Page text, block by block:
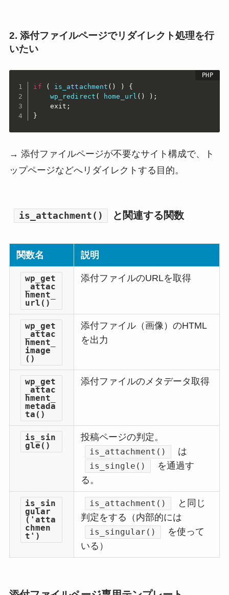
2. 添付ファイルページでリダイレクト処理を行
いたい
if ( is_attachment ( ) )
{
wp_redirect ( home_url ( ) ) ;
    exit
;
}
→ 添付ファイルページが不要なサイト構成で、ト
ップページなどへリダイレクトする目的。
is_attachment() と関連する関数
関数名 説明
wp_get
_attac
hment_
url()
添付ファイルのURLを取得
wp_get
_attac
hment_
image
()
添付ファイル（画像）のHTML
を出力
wp_get
_attac
hment_
metada
ta()
添付ファイルのメタデータ取得
is_sin
gle()
投稿ページの判定。
is_attachment() は
is_single()
を通過す
る。
is_sin
gular
('atta
chmen
t')
is_attachment()
と同じ
判定をする（内部的には
is_singular()
を使って
いる）